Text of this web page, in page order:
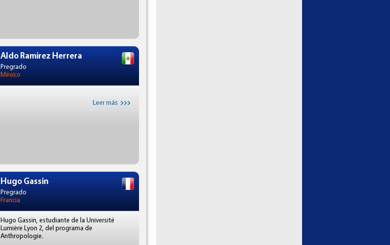
Aldo Ramirez Herrera
Pregrado
México
Leer más
Hugo Gassin
Pregrado
Francia
Hugo Gassin, estudiante de la Université
Lumière Lyon 2, del programa de
Anthropologie.